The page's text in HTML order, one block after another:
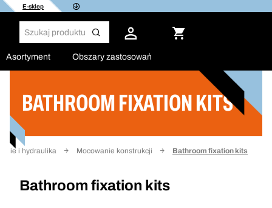
E-sklep
Asortyment Obszary zastosowań
BATHROOM FIXATION KITS
i hydraulika Mocowanie konstrukcji Bathroom fixation kits
Bathroom fixation kits
Filtruj